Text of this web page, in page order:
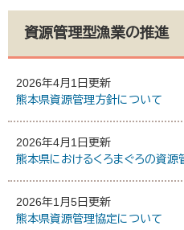
資源管理型漁業の推進
2026年4月1日更新
熊本県資源管理方針について
2026年4月1日更新
熊本県におけるくろまぐろの資源
2026年1月5日更新
熊本県資源管理協定について